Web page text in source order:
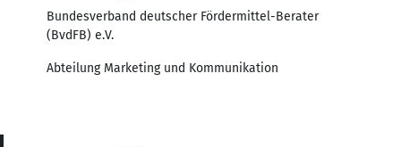
Bundesverband deutscher Fördermittel-Berater
(BvdFB) e.V.
Abteilung Marketing und Kommunikation